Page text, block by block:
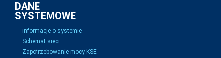
DANE
SYSTEMOWE
Informacje o systemie
Schemat sieci
Zapotrzebowanie mocy KSE